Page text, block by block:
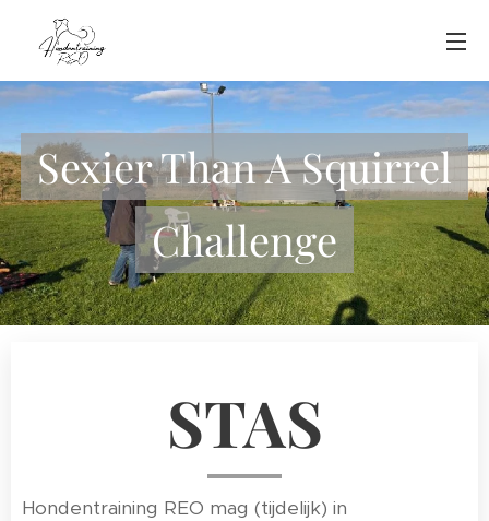
Sexier Than A Squirrel
Challenge
STAS
Hondentraining REO mag (tijdelijk) in